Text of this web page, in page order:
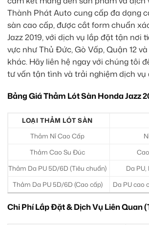
Thành Phát Auto cung cấp đa dạng
sàn cao cấp, được cắt form chuẩn
Jazz 2019, với dịch vụ lắp đặt tận nơi
vực như Thủ Đức, Gò Vấp, Quận 12
khác. Hãy liên hệ ngay với chúng tôi
tư vấn tận tình và trải nghiệm dịch vụ
Bảng Giá Thảm Lót Sàn Honda Jazz
LOẠI THẢM LÓT SÀN
Thảm Nỉ Cao Cấp
Thảm Cao Su Đúc
Thảm Da PU 5D/6D (Tiêu chuẩn)
Da PU,
Thảm Da PU 5D/6D (Cao cấp)
Da PU cao
Chi Phí Lắp Đặt & Dịch Vụ Liên Quan